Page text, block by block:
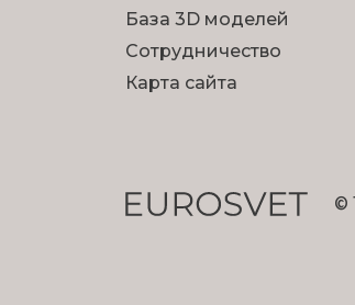
База 3D моделей
Сотрудничество
Карта сайта
©